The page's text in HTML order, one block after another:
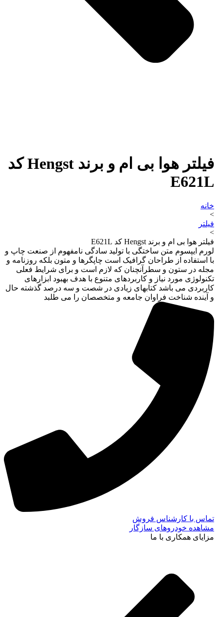
فیلتر هوا بی ام و برند Hengst کد
E621L
خانه
>
فیلتر
>
فیلتر هوا بی ام و برند Hengst کد E621L
لورم ایپسوم متن ساختگی با تولید سادگی نامفهوم از صنعت چاپ و
با استفاده از طراحان گرافیک است چاپگرها و متون بلکه روزنامه و
مجله در ستون و سطرآنچنان که لازم است و برای شرایط فعلی
تکنولوژی مورد نیاز و کاربردهای متنوع با هدف بهبود ابزارهای
کاربردی می باشد کتابهای زیادی در شصت و سه درصد گذشته حال
و آینده شناخت فراوان جامعه و متخصصان را می طلبد
تماس با کارشناس فروش
مشاهده خودروهای سازگار
مزایای همکاری با ما